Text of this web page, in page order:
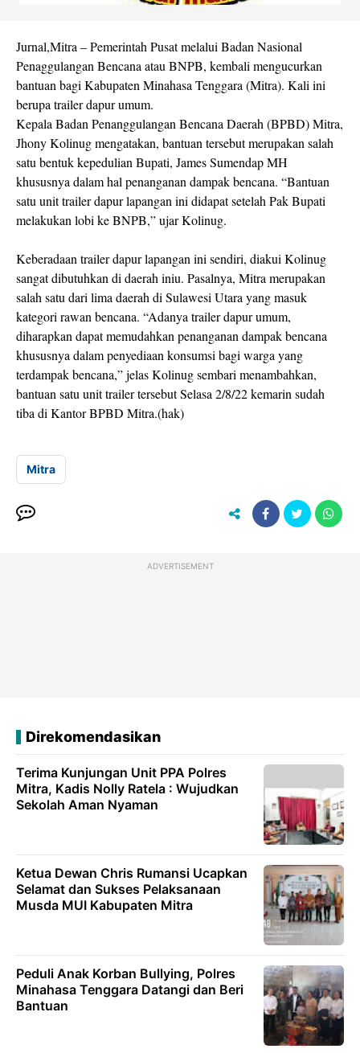
Jurnal,Mitra – Pemerintah Pusat melalui Badan Nasional
Penaggulangan Bencana atau BNPB, kembali mengucurkan
bantuan bagi Kabupaten Minahasa Tenggara (Mitra). Kali ini
berupa trailer dapur umum.
Kepala Badan Penanggulangan Bencana Daerah (BPBD) Mitra,
Jhony Kolinug mengatakan, bantuan tersebut merupakan salah
satu bentuk kepedulian Bupati, James Sumendap MH
khususnya dalam hal penanganan dampak bencana. “Bantuan
satu unit trailer dapur lapangan ini didapat setelah Pak Bupati
melakukan lobi ke BNPB,” ujar Kolinug.
Keberadaan trailer dapur lapangan ini sendiri, diakui Kolinug
sangat dibutuhkan di daerah iniu. Pasalnya, Mitra merupakan
salah satu dari lima daerah di Sulawesi Utara yang masuk
kategori rawan bencana. “Adanya trailer dapur umum,
diharapkan dapat memudahkan penanganan dampak bencana
khususnya dalam penyediaan konsumsi bagi warga yang
terdampak bencana,” jelas Kolinug sembari menambahkan,
bantuan satu unit trailer tersebut Selasa 2/8/22 kemarin sudah
tiba di Kantor BPBD Mitra.(hak)
Mitra
ADVERTISEMENT
Direkomendasikan
Terima Kunjungan Unit PPA Polres
Mitra, Kadis Nolly Ratela : Wujudkan
Sekolah Aman Nyaman
Ketua Dewan Chris Rumansi Ucapkan
Selamat dan Sukses Pelaksanaan
Musda MUI Kabupaten Mitra
‎Peduli Anak Korban Bullying, Polres
Minahasa Tenggara Datangi dan Beri
Bantuan